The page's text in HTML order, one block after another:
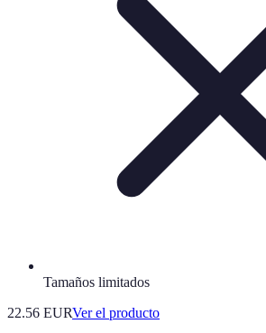
Tamaños limitados
22.56 EURVer el producto